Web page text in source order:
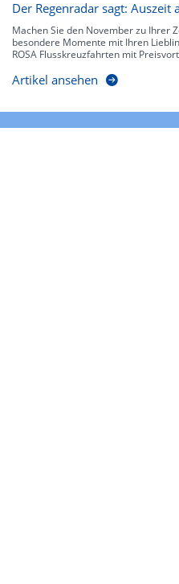
Der Regenradar sagt: Auszeit
Machen Sie den November zu Ihrer
besondere Momente mit Ihren
ROSA Flusskreuzfahrten mit
Artikel ansehen